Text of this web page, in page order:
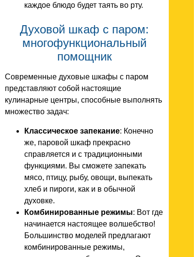
каждое блюдо будет таять во рту.
Духовой шкаф с паром:
многофункциональный
помощник
Современные духовые шкафы с паром
представляют собой настоящие
кулинарные центры, способные выполнять
множество задач:
Классическое запекание: Конечно
же, паровой шкаф прекрасно
справляется и с традиционными
функциями. Вы сможете запекать
мясо, птицу, рыбу, овощи, выпекать
хлеб и пироги, как и в обычной
духовке.
Комбинированные режимы: Вот где
начинается настоящее волшебство!
Большинство моделей предлагают
комбинированные режимы,